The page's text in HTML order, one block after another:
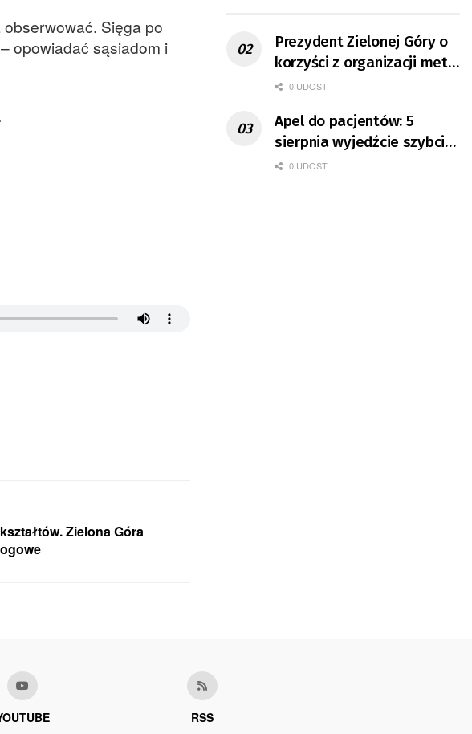
Sięga po
opowiadać sąsiadom i
Zielona Góra
Prezydent Zielonej Góry o
korzyści z organizacji mety
Tour de Pologne
0 UDOST.
Apel do pacjentów: 5
sierpnia wyjedźcie szybciej
z domów
0 UDOST.
RSS